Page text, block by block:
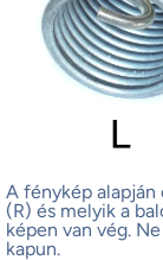
A fénykép
(R) és melyik a
képen van vég.
kapun.